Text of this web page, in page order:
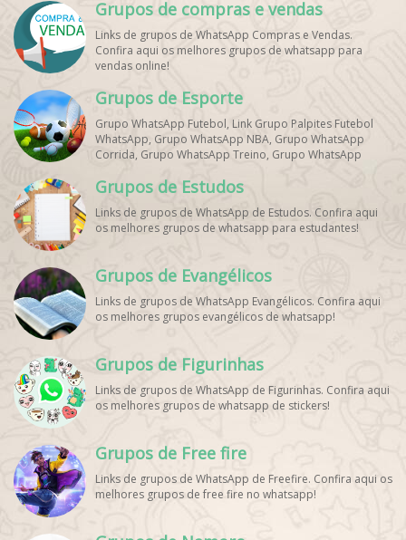
Grupos de compras e vendas
Links de grupos de WhatsApp Compras e Vendas.
Confira aqui os melhores grupos de whatsapp para
vendas online!
Grupos de Esporte
Grupo WhatsApp Futebol, Link Grupo Palpites Futebol
WhatsApp, Grupo WhatsApp NBA, Grupo WhatsApp
Corrida, Grupo WhatsApp Treino, Grupo WhatsApp
WhatsApp, Grupo de Torcedores [Nome do Time]
WhatsApp, Link de Grupos de Esporte Grátis, Grupo
WhatsApp Dicas de Treino, Grupo WhatsApp Futebol Ao
Vivo. Grupo WhatsApp Esporte, Grupos de Esporte
WhatsApp Esporte, Grupo WhatsApp Futebol, Link Grupo
Palpites Futebol WhatsApp, Grupo WhatsApp NBA,
Grupos de Estudos
Links de grupos de WhatsApp de Estudos. Confira aqui
os melhores grupos de whatsapp para estudantes!
Grupos de Evangélicos
Links de grupos de WhatsApp Evangélicos. Confira aqui
os melhores grupos evangélicos de whatsapp!
Grupos de Figurinhas
Links de grupos de WhatsApp de Figurinhas. Confira aqui
os melhores grupos de whatsapp de stickers!
Grupos de Free fire
Links de grupos de WhatsApp de Freefire. Confira aqui os
melhores grupos de free fire no whatsapp!